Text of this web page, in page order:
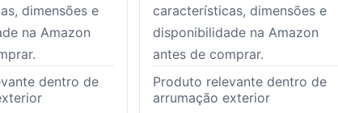
dimensões e
na Amazon
dentro de
características, dimensões e
disponibilidade na Amazon
antes de comprar.
Produto relevante dentro de
arrumação exterior